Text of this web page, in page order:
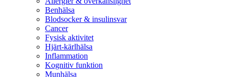
Benhälsa
Blodsocker & insulinsvar
Cancer
Fysisk aktivitet
Hjärt-kärlhälsa
Inflammation
Kognitiv funktion
Munhälsa